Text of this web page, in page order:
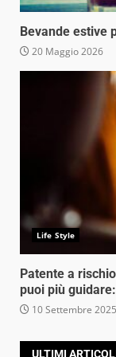
Bevande estive
20 Maggio 2026
Life Style
Patente a
puoi più
10 Settembre 2025
ULTIMI